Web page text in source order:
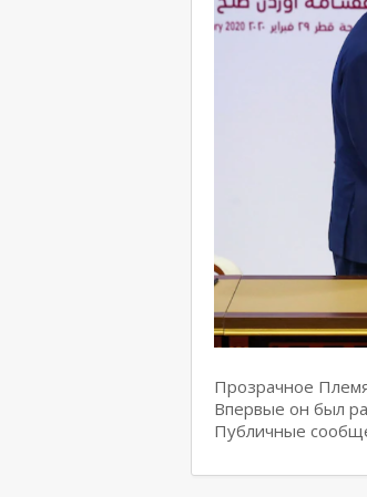
Прозрачное Племя
Впервые он был
Публичные